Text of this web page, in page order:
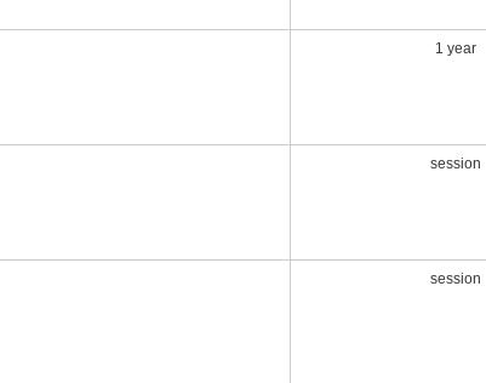
1 year
session
session